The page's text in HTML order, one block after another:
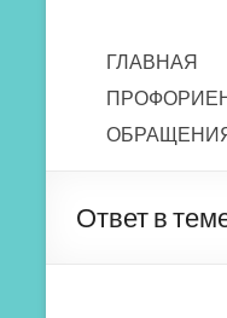
МБОУ
ГЛАВНАЯ
Ответ в